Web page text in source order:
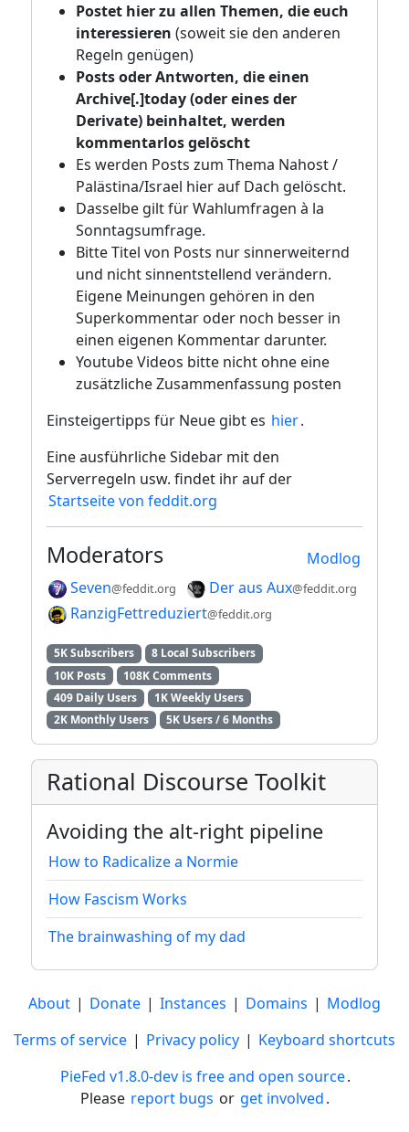
Postet hier zu allen Themen, die euch
interessieren (soweit sie den anderen
Regeln genügen)
Posts oder Antworten, die einen
Archive[.]today (oder eines der
Derivate) beinhaltet, werden
kommentarlos gelöscht
Es werden Posts zum Thema Nahost /
Palästina/Israel hier auf Dach gelöscht.
Dasselbe gilt für Wahlumfragen à la
Sonntagsumfrage.
Bitte Titel von Posts nur sinnerweiternd
und nicht sinnentstellend verändern.
Eigene Meinungen gehören in den
Superkommentar oder noch besser in
einen eigenen Kommentar darunter.
Youtube Videos bitte nicht ohne eine
zusätzliche Zusammenfassung posten
Einsteigertipps für Neue gibt es hier.
Eine ausführliche Sidebar mit den
Serverregeln usw. findet ihr auf der
Startseite von feddit.org
Modlog
Moderators
Seven@feddit.org Der aus Aux@feddit.org
RanzigFettreduziert@feddit.org
5K Subscribers
8 Local Subscribers
10K Posts
108K Comments
409 Daily Users
1K Weekly Users
2K Monthly Users
5K Users / 6 Months
Rational Discourse Toolkit
Avoiding the alt-right pipeline
How to Radicalize a Normie
How Fascism Works
The brainwashing of my dad
About | Donate | Instances | Domains | Modlog
Terms of service | Privacy policy | Keyboard shortcuts
PieFed v1.8.0-dev is free and open source.
Please report bugs or get involved.